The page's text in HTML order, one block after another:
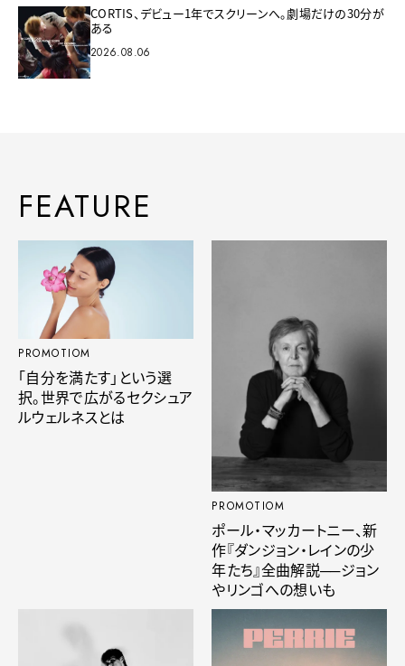
CORTIS、デビュー1年でスクリーンへ。劇場だけの30分が
ある
2026.08.06
FEATURE
PROMOTIOM
「自分を満たす」という選
択。世界で広がるセクシュア
ルウェルネスとは
PROMOTIOM
ポール・マッカートニー、新
作『ダンジョン・レインの少
年たち』全曲解説──ジョン
やリンゴへの想いも